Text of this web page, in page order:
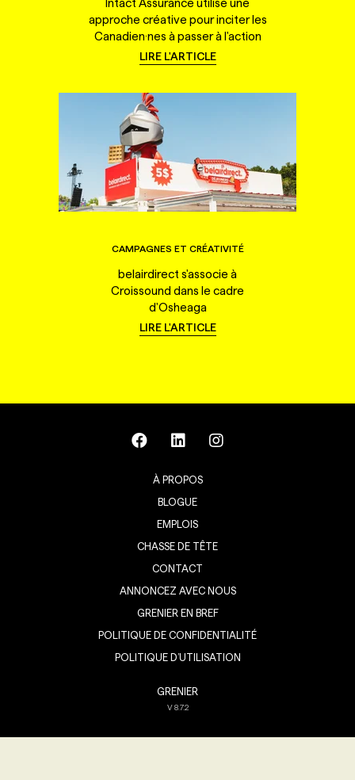
Intact Assurance utilise une
approche créative pour inciter les
Canadien·nes à passer à l'action
LIRE L'ARTICLE
CAMPAGNES ET CRÉATIVITÉ
belairdirect s'associe à
Croissound dans le cadre
d'Osheaga
LIRE L'ARTICLE
À PROPOS
BLOGUE
EMPLOIS
CHASSE DE TÊTE
CONTACT
ANNONCEZ AVEC NOUS
GRENIER EN BREF
POLITIQUE DE CONFIDENTIALITÉ
POLITIQUE D’UTILISATION
GRENIER
V8.7.2